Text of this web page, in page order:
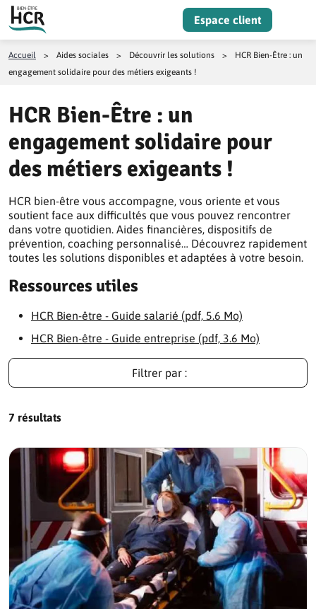
Aller au contenu
Espace client
Accueil > Aides sociales > Découvrir les solutions >
HCR Bien-Être : un
engagement solidaire pour des métiers exigeants !
HCR Bien-Être : un
engagement solidaire pour
des métiers exigeants !
HCR bien-être vous accompagne, vous oriente et vous
soutient face aux difficultés que vous pouvez rencontrer
dans votre quotidien. Aides financières, dispositifs de
prévention, coaching personnalisé… Découvrez rapidement
toutes les solutions disponibles et adaptées à votre besoin.
Ressources utiles
HCR Bien-être - Guide salarié (pdf, 5.6 Mo)
HCR Bien-être - Guide entreprise (pdf, 3.6 Mo)
Filtrer par :
7 résultats